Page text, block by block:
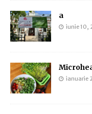
a
iunie 10,
ianuarie